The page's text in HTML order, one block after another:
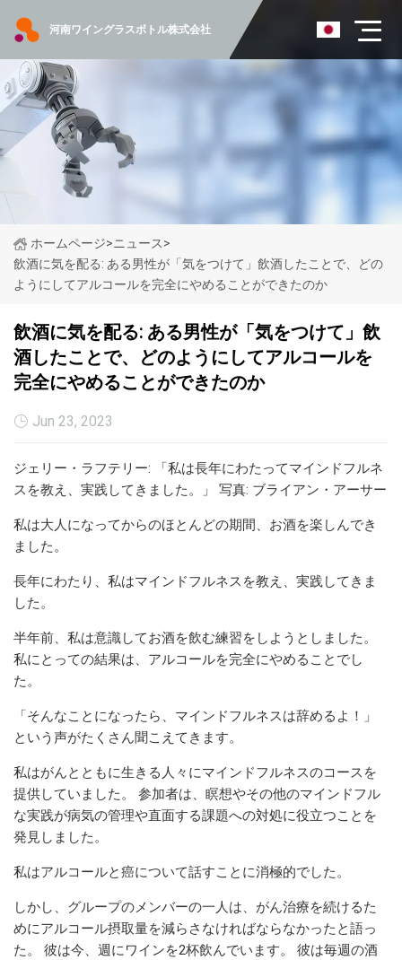
河南ワイングラスボトル株式会社
ホームページ>ニュース>
飲酒に気を配る: ある男性が「気をつけて」飲酒したことで、どの
ようにしてアルコールを完全にやめることができたのか
飲酒に気を配る: ある男性が「気をつけて」飲
酒したことで、どのようにしてアルコールを
完全にやめることができたのか
Jun 23, 2023
ジェリー・ラフテリー: 「私は長年にわたってマインドフルネ
スを教え、実践してきました。」 写真: ブライアン・アーサー
私は大人になってからのほとんどの期間、お酒を楽しんでき
ました。
長年にわたり、私はマインドフルネスを教え、実践してきま
した。
半年前、私は意識してお酒を飲む練習をしようとしました。
私にとっての結果は、アルコールを完全にやめることでし
た。
「そんなことになったら、マインドフルネスは辞めるよ！」
という声がたくさん聞こえてきます。
私はがんとともに生きる人々にマインドフルネスのコースを
提供していました。 参加者は、瞑想やその他のマインドフル
な実践が病気の管理や直面する課題への対処に役立つことを
発見しました。
私はアルコールと癌について話すことに消極的でした。
しかし、グループのメンバーの一人は、がん治療を続けるた
めにアルコール摂取量を減らさなければならなかったと語っ
た。 彼は今、週にワインを2杯飲んでいます。 彼は毎週の酒